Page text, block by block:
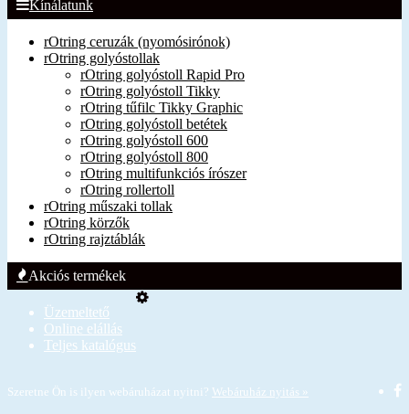
Kínálatunk
rOtring ceruzák (nyomósirónok)
rOtring golyóstollak
rOtring golyóstoll Rapid Pro
rOtring golyóstoll Tikky
rOtring tűfilc Tikky Graphic
rOtring golyóstoll betétek
rOtring golyóstoll 600
rOtring golyóstoll 800
rOtring multifunkciós írószer
rOtring rollertoll
rOtring műszaki tollak
rOtring körzők
rOtring rajztáblák
Akciós termékek
Üzemeltető
Online elállás
Teljes katalógus
Szeretne Ön is ilyen webáruházat nyitni? Webáruház nyitás »